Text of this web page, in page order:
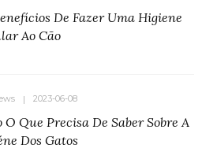
De Fazer Uma Higiene
Ao Cão
2023-06-08
O Que Precisa De Saber Sobre A
Dos Gatos